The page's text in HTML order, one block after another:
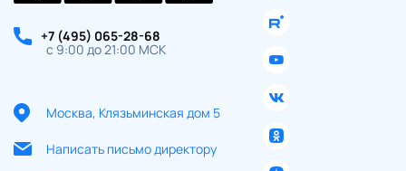
+7 (495) 065-28-68
с 9:00 до 21:00 МСК
Москва, Клязьминская дом 5
Написать письмо директору